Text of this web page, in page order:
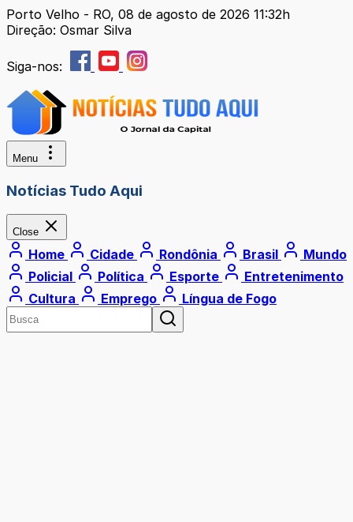
Porto Velho - RO, 08 de agosto de 2026 11:32h
Direção: Osmar Silva
Siga-nos:
Menu
Notícias Tudo Aqui
Close
Home Cidade Rondônia Brasil
Mundo
Policial
Política Esporte
Entretenimento
Cultura
Emprego Língua de Fogo